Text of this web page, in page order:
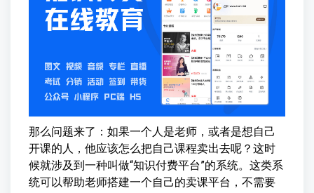
那么问题来了：如果一个人是老师，或者是想自己
开课的人，他应该怎么把自己课程卖出去呢？这时
候就涉及到一种叫做“知识付费平台”的系统。这类系
统可以帮助老师搭建一个自己的卖课平台，不需要